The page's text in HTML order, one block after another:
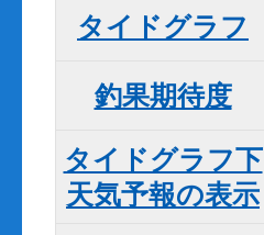
タイドグラフ
釣果期待度
タイドグラフ下
天気予報の表示